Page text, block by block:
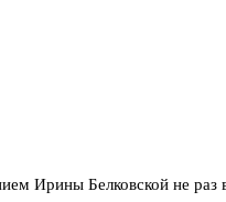
Ирины Белковской не раз